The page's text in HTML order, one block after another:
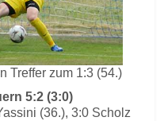
Treffer zum 1:3 (54.)
5:2 (3:0)
(36.), 3:0 Scholz